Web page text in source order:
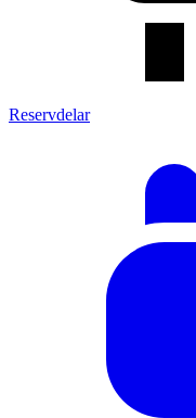
Reservdelar